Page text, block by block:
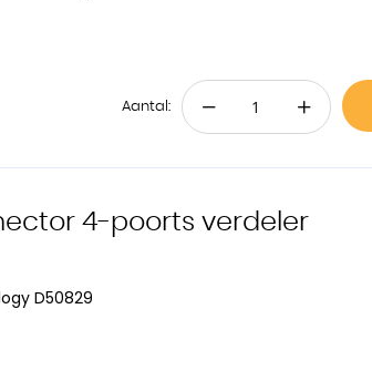
Aantal: − +
4-poorts verdeler
D50829